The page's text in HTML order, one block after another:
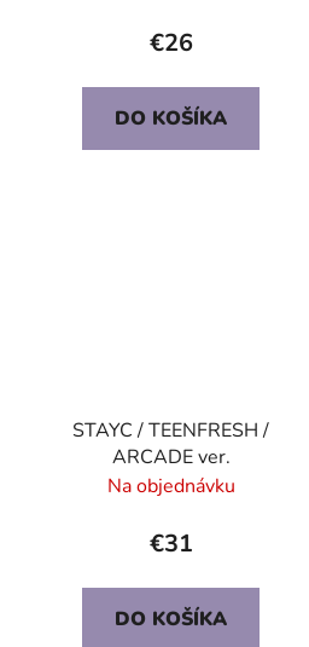
€26
DO KOŠÍKA
STAYC / TEENFRESH /
ARCADE ver.
Na objednávku
€31
DO KOŠÍKA